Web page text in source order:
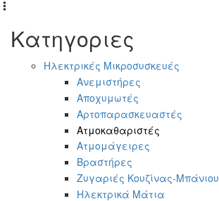
Κατηγοριες
Ηλεκτρικές Μικροσυσκευές
Ανεμιστήρες
Αποχυμωτές
Αρτοπαρασκευαστές
Ατμοκαθαριστές
Ατμομάγειρες
Βραστήρες
Ζυγαριές Κουζίνας-Μπάνιου
Ηλεκτρικά Μάτια